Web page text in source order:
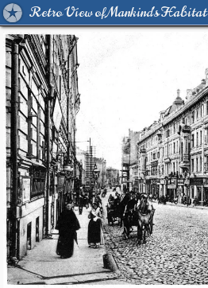
Retro View of Mankind's Habitat